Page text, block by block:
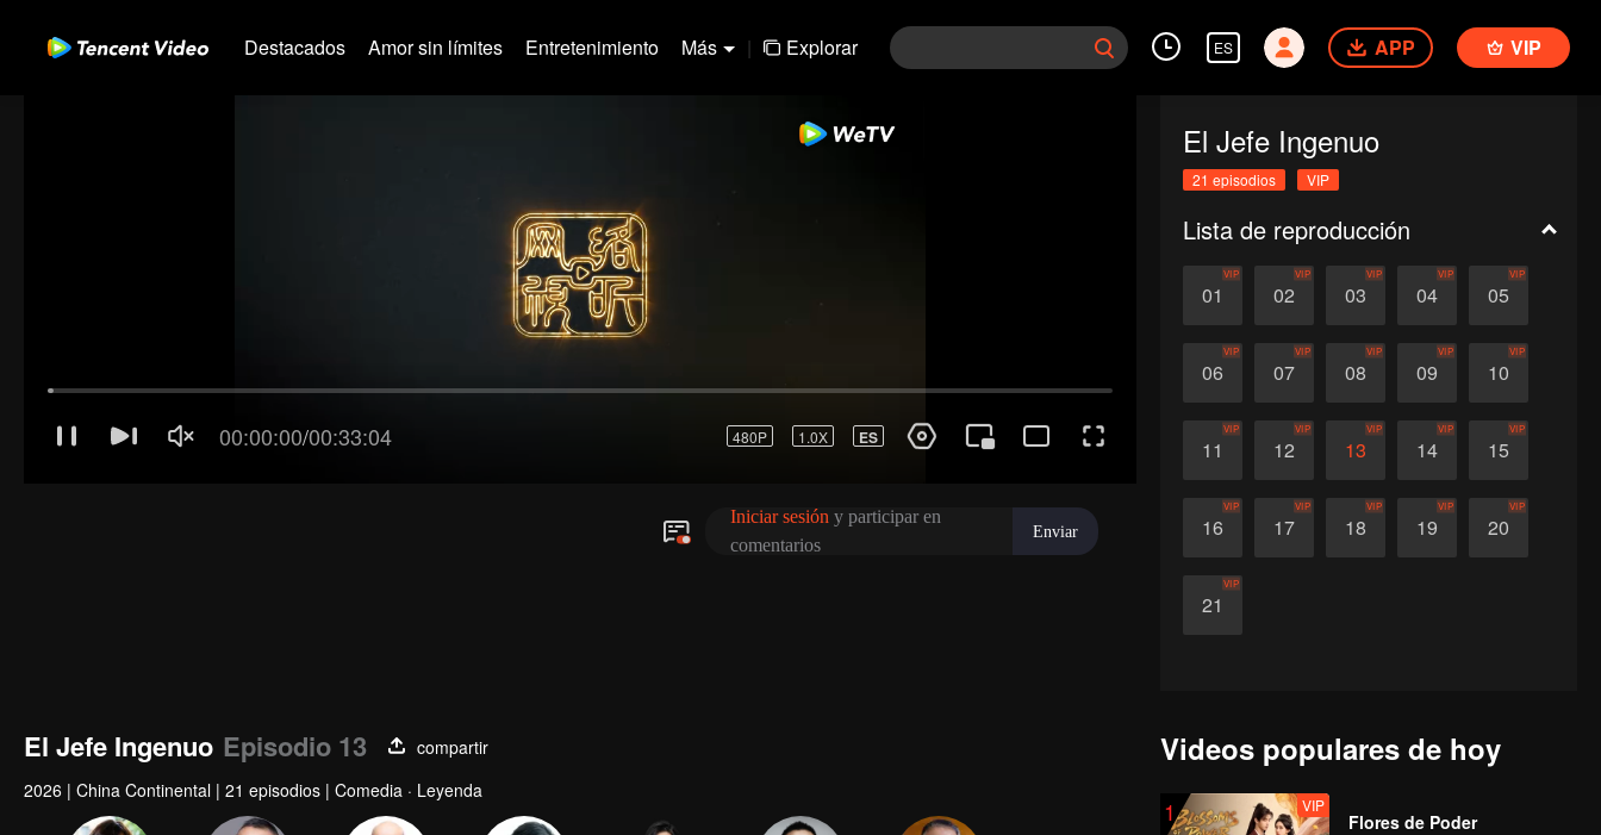
Destacados Amor sin límites Entretenimiento Más | Explorar ES APP VIP
El Jefe Ingenuo
21 episodios VIP
Lista de reproducción
01
VIP
02
VIP
03
VIP
04
VIP
05
VIP
06
VIP
07
VIP
08
VIP
09
VIP
10
VIP
11
VIP
12
VIP
13
VIP
14
VIP
15
VIP
16
VIP
17
VIP
18
VIP
19
VIP
20
VIP
21
VIP
El Jefe Ingenuo Episodio 13
compartir
2026 | China Continental | 21 episodios | Comedia · Leyenda
Videos populares de hoy
1 VIP
Flores de Poder